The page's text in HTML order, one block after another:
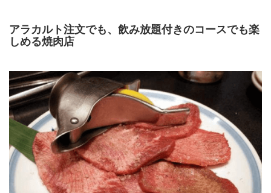
アラカルト注文でも、飲み放題付きのコースでも楽
しめる焼肉店